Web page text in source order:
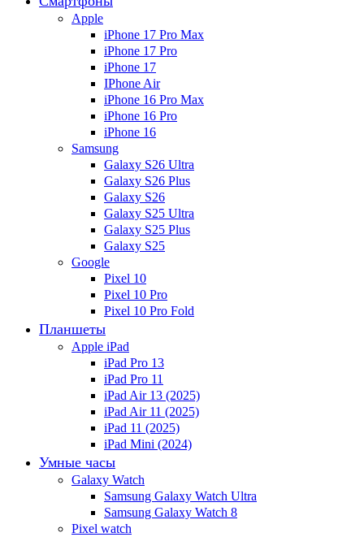
Apple
iPhone 17 Pro Max
iPhone 17 Pro
iPhone 17
IPhone Air
iPhone 16 Pro Max
iPhone 16 Pro
iPhone 16
Samsung
Galaxy S26 Ultra
Galaxy S26 Plus
Galaxy S26
Galaxy S25 Ultra
Galaxy S25 Plus
Galaxy S25
Google
Pixel 10
Pixel 10 Pro
Pixel 10 Pro Fold
Планшеты
Apple iPad
iPad Pro 13
iPad Pro 11
iPad Air 13 (2025)
iPad Air 11 (2025)
iPad 11 (2025)
iPad Mini (2024)
Умные часы
Galaxy Watch
Samsung Galaxy Watch Ultra
Samsung Galaxy Watch 8
Pixel watch